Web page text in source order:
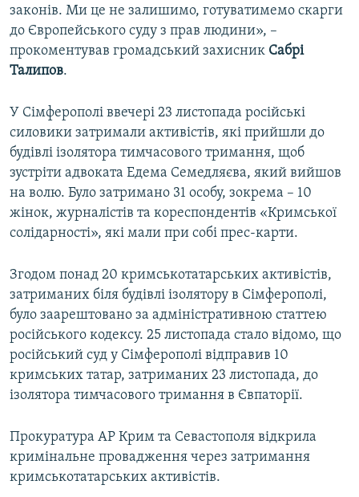
законів. Ми це не залишимо, готуватимемо скарги
до Європейського суду з прав людини», –
прокоментував громадський захисник Сабрі
Талипов.
У Сімферополі ввечері 23 листопада російські
силовики затримали активістів, які прийшли до
будівлі ізолятора тимчасового тримання, щоб
зустріти адвоката Едема Семедляєва, який вийшов
на волю. Було затримано 31 особу, зокрема – 10
жінок, журналістів та кореспондентів «Кримської
солідарності», які мали при собі прес-карти.
Згодом понад 20 кримськотатарських активістів,
затриманих біля будівлі ізолятору в Сімферополі,
було заарештовано за адміністративною статтею
російського кодексу. 25 листопада стало відомо, що
російський суд у Сімферополі відправив 10
кримських татар, затриманих 23 листопада, до
ізолятора тимчасового тримання в Євпаторії.
Прокуратура АР Крим та Севастополя відкрила
кримінальне провадження через затримання
кримськотатарських активістів.